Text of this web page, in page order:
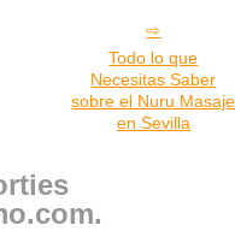
Todo lo que
Necesitas Saber
sobre el Nuru Masaje
en Sevilla